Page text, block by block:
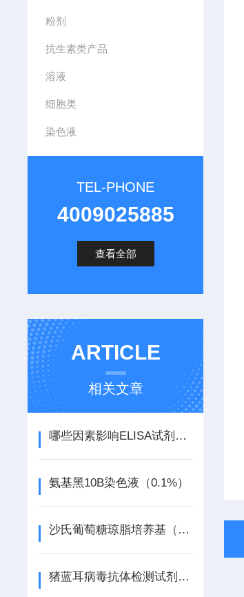
粉剂
抗生素类产品
溶液
细胞类
染色液
TEL-PHONE
4009025885
查看全部
ARTICLE
相关文章
哪些因素影响ELISA试剂盒的检测质量
氨基黑10B染色液（0.1%）
沙氏葡萄糖琼脂培养基（SDA）（2015药典）
猪蓝耳病毒抗体检测试剂盒（酶联免疫法）说明书